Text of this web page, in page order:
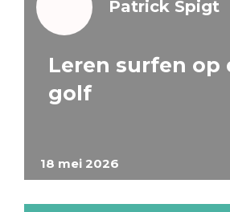
18 mei 2026
Patrick Spigt
Leren surfen op
golf